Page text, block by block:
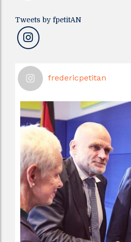
Tweets by fpetitAN
fredericpetitan